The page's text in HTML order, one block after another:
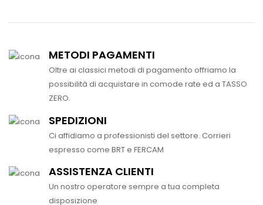
METODI PAGAMENTI
Oltre ai classici metodi di pagamento offriamo la
possibilità di acquistare in comode rate ed a TASSO
ZERO.
SPEDIZIONI
Ci affidiamo a professionisti del settore. Corrieri
espresso come BRT e FERCAM
ASSISTENZA CLIENTI
Un nostro operatore sempre a tua completa
disposizione